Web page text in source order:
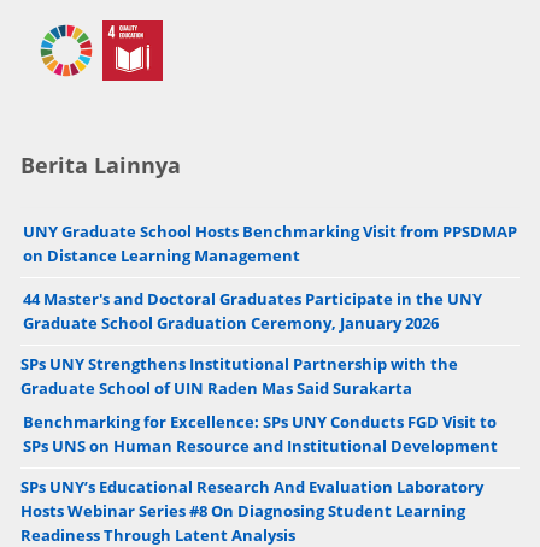
Berita Lainnya
UNY Graduate School Hosts Benchmarking Visit from PPSDMAP
on Distance Learning Management
44 Master's and Doctoral Graduates Participate in the UNY
Graduate School Graduation Ceremony, January 2026
SPs UNY Strengthens Institutional Partnership with the
Graduate School of UIN Raden Mas Said Surakarta
Benchmarking for Excellence: SPs UNY Conducts FGD Visit to
SPs UNS on Human Resource and Institutional Development
SPs UNY’s Educational Research And Evaluation Laboratory
Hosts Webinar Series #8 On Diagnosing Student Learning
Readiness Through Latent Analysis